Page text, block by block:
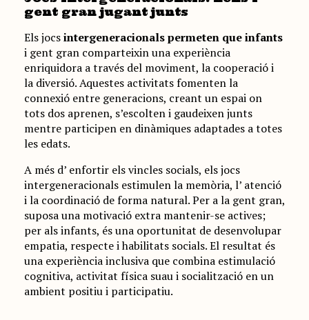
gent gran jugant junts
Els jocsintergeneracionals permeten que infants
i gent gran comparteixin una experiència
enriquidora a través del moviment, la cooperació i
la diversió. Aquestes activitats fomenten la
connexió entre generacions, creant un espai on
tots dos aprenen, s’escolten i gaudeixen junts
mentre participen en dinàmiques adaptades a totes
les edats.
A més d’ enfortir els vincles socials, els jocs
intergeneracionals estimulen la memòria, l’ atenció
i la coordinació de forma natural. Per a la gent gran,
suposa una motivació extra mantenir-se actives;
per als infants, és una oportunitat de desenvolupar
empatia, respecte i habilitats socials. El resultat és
una experiència inclusiva que combina estimulació
cognitiva, activitat física suau i socialització en un
ambient positiu i participatiu.